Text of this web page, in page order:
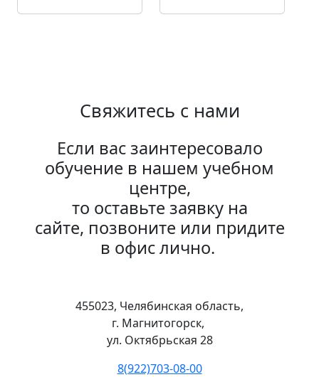
Свяжитесь с нами
Если вас заинтересовало
обучение в нашем учебном
центре,
то оставьте заявку на
сайте, позвоните или придите
в офис лично.
455023, Челябинская область,
г. Магнитогорск,
ул. Октябрьская 28
8(922)703-08-00